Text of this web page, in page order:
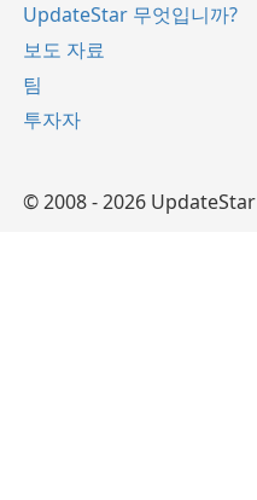
UpdateStar 무엇입니까?
보도 자료
팀
투자자
© 2008 - 2026 UpdateStar